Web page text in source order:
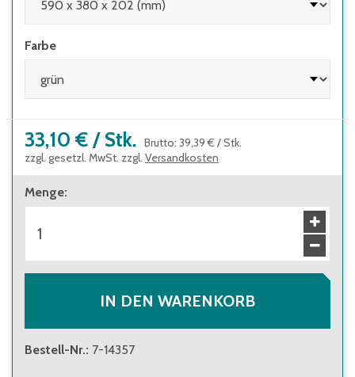
Farbe
33,10 € / Stk. Brutto: 39,39 € /Stk.
zzgl. gesetzl. MwSt. zzgl. Versandkosten
Menge:
IN DEN WARENKORB
Bestell-Nr.: 7-14357